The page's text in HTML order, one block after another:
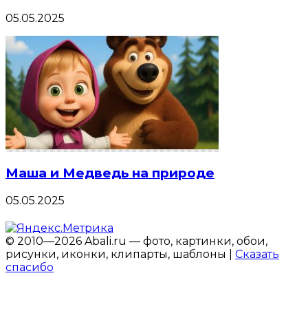
05.05.2025
Маша и Медведь на природе
05.05.2025
© 2010—2026 Abali.ru — фото, картинки, обои,
рисунки, иконки, клипарты, шаблоны | Сказать
спасибо